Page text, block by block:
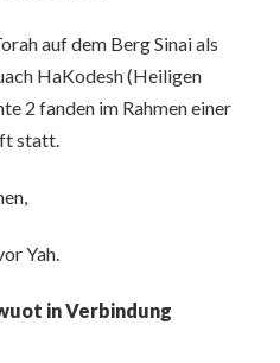
auf dem Berg Sinai als
HaKodesh (Heiligen
2 fanden im Rahmen einer
statt.
Yah.
in Verbindung